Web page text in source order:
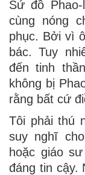
Sứ đồ
cùng nóng
phục. Bởi vì
bác. Tuy
đến tinh
không bị
rằng bất cứ
Tôi phải thú
suy nghĩ
hoặc giáo
đáng tin cậy.